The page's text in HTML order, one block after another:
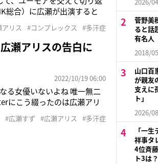
総合）に広瀬が出演すると
うにリプライした。ベイマッ
リス #コンプレックス #多汗症
瀬アリスの告白に
2022/10/19 06:00
る女優いないよね 唯一無二
にこう綴ったのは広瀬アリ
ある。汗が止まらない」とコ
#広瀬すず #広瀬アリス #多汗症
菅野美
ると話
有名人
2018/
山口百
が親友
支えに
ト」
2026/
「一
祥事タ
4位斉
ト3は